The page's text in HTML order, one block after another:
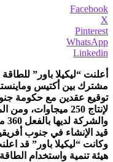
Facebook
X
Pinterest
WhatsApp
Linkedin
أعلنت “ليكيلا باور”
توقيع عقدين مع حكومة
قيد الإنشاء في جنوب
وكانت “ليكيلا باور” قد